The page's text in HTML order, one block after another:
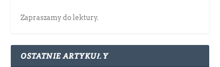
Zapraszamy do lektury.
OSTATNIE ARTYKUŁY